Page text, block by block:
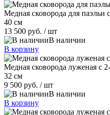
Медная сковорода для паэльи
40 см
13 500 руб. / шт
В наличии
В корзину
Медная сковорода луженая c
32 см
9 500 руб. / шт
В наличии
В корзину